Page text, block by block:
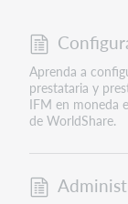
Aprenda a
prestataria y
IFM en moneda
de WorldShare.